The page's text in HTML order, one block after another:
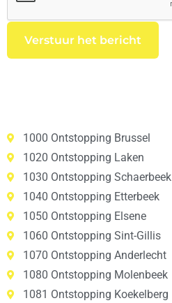
1000 Ontstopping Brussel
1020 Ontstopping Laken
1030 Ontstopping Schaerbeek
1040 Ontstopping Etterbeek
1050 Ontstopping Elsene
1060 Ontstopping Sint-Gillis
1070 Ontstopping Anderlecht
1080 Ontstopping Molenbeek
1081 Ontstopping Koekelberg